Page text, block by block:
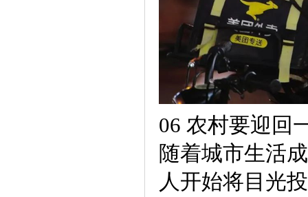
06 农村要迎回
随着城市生活
人开始将目光